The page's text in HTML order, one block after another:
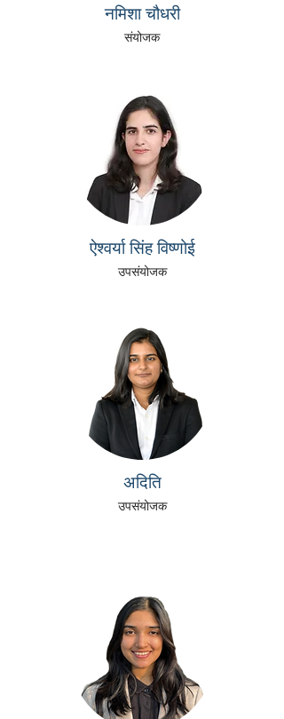
नमिशा चौधरी
संयोजक
ऐश्वर्या सिंह विष्णोई
उपसंयोजक
अदिति
उपसंयोजक